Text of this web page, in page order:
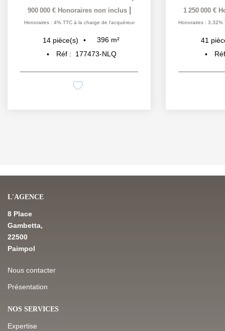
900 000 € Honoraires non inclus
Honoraires : 4% TTC à la charge de l'acquéreur
14 pièce(s) 396 m²
Réf :
177473-NLQ
1 250 000 €
Honoraires : 3,32%
41
L'AGENCE
8 Place
Gambetta,
22500
Paimpol
Nous contacter
Présentation
NOS SERVICES
Expertise